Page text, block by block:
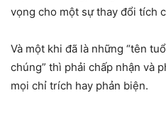
vọng cho một sự thay đổi tích
Và một khi đã là những “tên
chúng” thì phải chấp nhận và
mọi chỉ trích hay phản biện.